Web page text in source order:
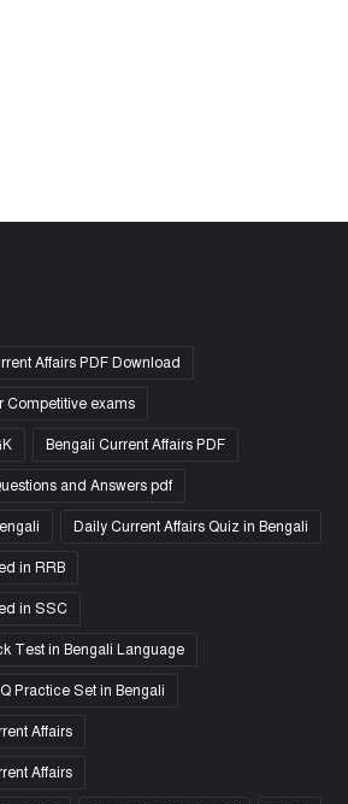
Affairs PDF Download
Competitive exams
Bengali Current Affairs PDF
and Answers pdf
Daily Current Affairs Quiz in Bengali
in RRB
in SSC
Test in Bengali Language
Practice Set in Bengali
Affairs
Affairs